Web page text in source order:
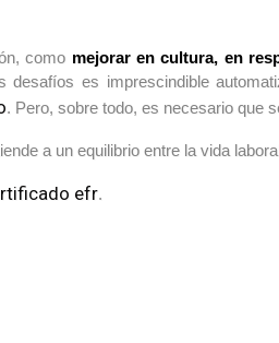
como mejorar en cultura, en
desafíos es imprescindible
. Pero, sobre todo, es necesario que
a un equilibrio entre la vida
efr.